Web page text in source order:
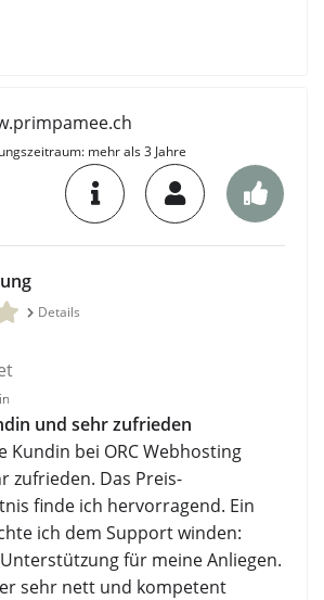
mehr als 3 Jahre
Details
und sehr zufrieden
Kundin bei ORC Webhosting
zufrieden. Das Preis-
finde ich hervorragend. Ein
ich dem Support winden:
für meine Anliegen.
sehr nett und kompetent